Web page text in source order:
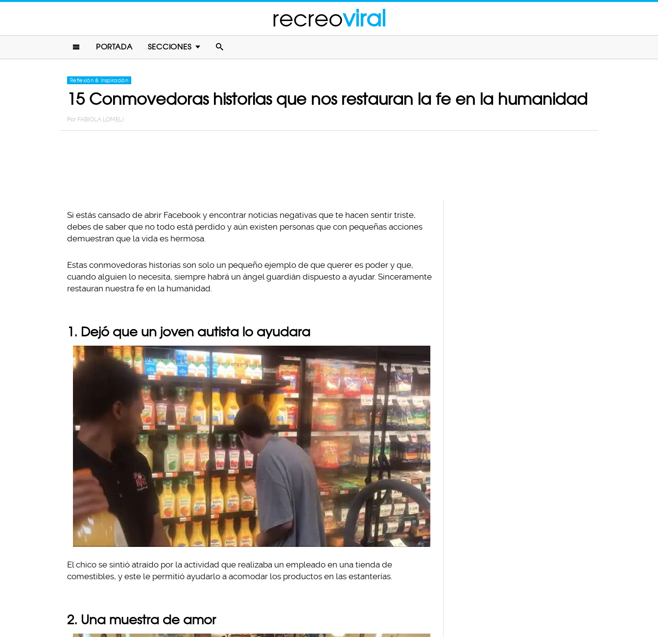
recreoviral
PORTADA SECCIONES
Reflexión & Inspiración
15 Conmovedoras historias que nos restauran la fe en la humanidad
Por FABIOLA LOMELI
Si estás cansado de abrir Facebook y encontrar noticias negativas que te hacen sentir triste,
debes de saber que no todo está perdido y aún existen personas que con pequeñas acciones
demuestran que la vida es hermosa.
Estas conmovedoras historias son solo un pequeño ejemplo de que querer es poder y que,
cuando alguien lo necesita, siempre habrá un ángel guardián dispuesto a ayudar. Sinceramente
restauran nuestra fe en la humanidad.
1. Dejó que un joven autista lo ayudara
El chico se sintió atraído por la actividad que realizaba un empleado en una tienda de
comestibles, y este le permitió ayudarlo a acomodar los productos en las estanterías.
2. Una muestra de amor